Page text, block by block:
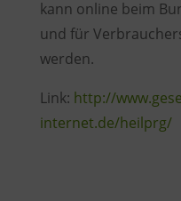
kann online beim
und für
werden.
Link: http://
internet.de/heilprg/